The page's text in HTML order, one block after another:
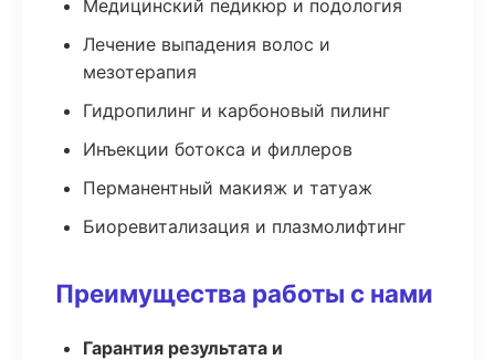
Медицинский педикюр и подология
Лечение выпадения волос и
мезотерапия
Гидропилинг и карбоновый пилинг
Инъекции ботокса и филлеров
Перманентный макияж и татуаж
Биоревитализация и плазмолифтинг
Преимущества работы с нами
Гарантия результата и